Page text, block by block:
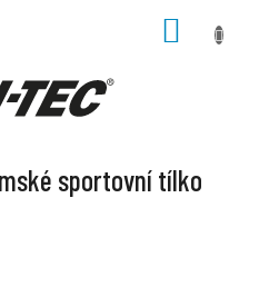
sportovní tílko